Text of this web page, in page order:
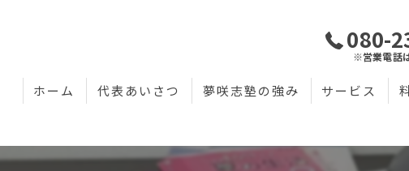
080-
※営業電話
ホーム 代表あいさつ 夢咲志塾の強み サービス